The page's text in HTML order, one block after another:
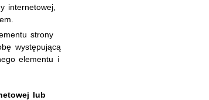
internetowej,
strony
występującą
elementu i
lub